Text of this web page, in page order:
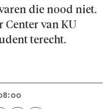
die nood niet.
Center van KU
terecht.